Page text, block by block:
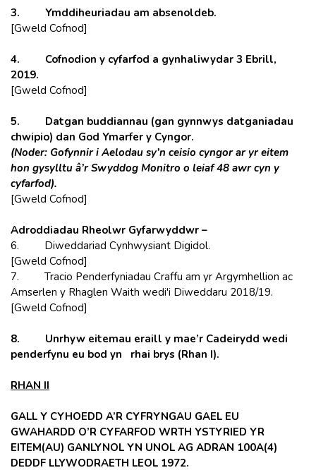
3. Ymddiheuriadau am absenoldeb.
[Gweld Cofnod]
4. Cofnodion y cyfarfod a gynhaliwydar 3 Ebrill,
2019.
[Gweld Cofnod]
5. Datgan buddiannau (gan gynnwys datganiadau
chwipio) dan God Ymarfer y Cyngor.
(Noder: Gofynnir i Aelodau sy’n ceisio cyngor ar yr eitem
hon gysylltu â’r Swyddog Monitro o leiaf 48 awr cyn y
cyfarfod).
[Gweld Cofnod]
Adroddiadau Rheolwr Gyfarwyddwr –
6. Diweddariad Cynhwysiant Digidol.
[Gweld Cofnod]
7. Tracio Penderfyniadau Craffu am yr Argymhellion ac
Amserlen y Rhaglen Waith wedi'i Diweddaru 2018/19.
[Gweld Cofnod]
8. Unrhyw eitemau eraill y mae’r Cadeirydd wedi
penderfynu eu bod yn rhai brys (Rhan I).
RHAN II
GALL Y CYHOEDD A’R CYFRYNGAU GAEL EU
GWAHARDD O’R CYFARFOD WRTH YSTYRIED YR
EITEM(AU) GANLYNOL YN UNOL AG ADRAN 100A(4)
DEDDF LLYWODRAETH LEOL 1972.